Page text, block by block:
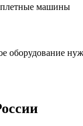
машины
оборудование